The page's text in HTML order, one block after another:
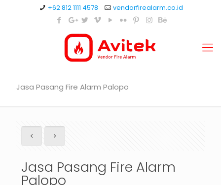
+62 812 1111 4578 vendorfirealarm.co.id
Jasa Pasang Fire Alarm Palopo
Jasa Pasang Fire Alarm
Palopo